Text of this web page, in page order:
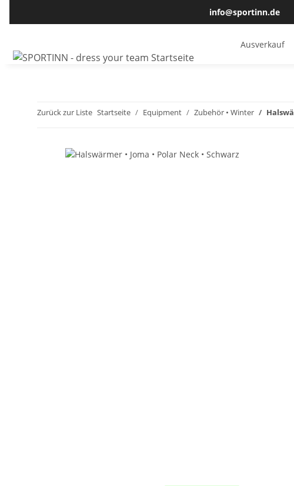
info@sportinn.de
Ausverkauf
Zurück zur Liste Startseite Equipment Zubehör • Winter